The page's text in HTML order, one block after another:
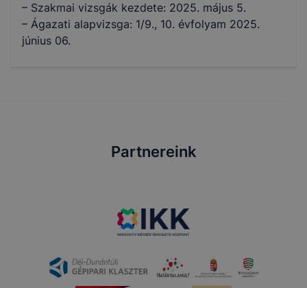
– Szakmai vizsgák kezdete: 2025. május 5.
– Ágazati alapvizsga: 1/9., 10. évfolyam 2025.
június 06.
Partnereink